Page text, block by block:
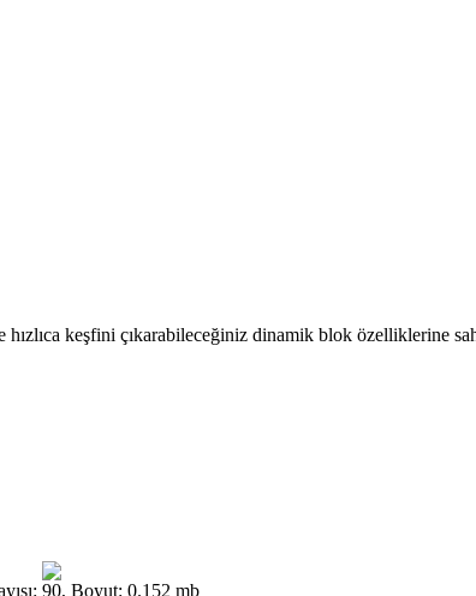
keşfini çıkarabileceğiniz dinamik blok özelliklerine
90, Boyut: 0.152 mb